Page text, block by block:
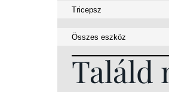
Találd